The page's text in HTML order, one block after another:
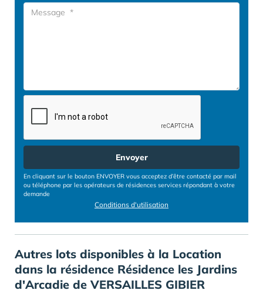
Envoyer
En cliquant sur le bouton ENVOYER vous acceptez d’être contacté par mail
ou téléphone par les opérateurs de résidences services répondant à votre
demande
Conditions d'utilisation
Autres lots disponibles à la Location
dans la résidence Résidence les Jardins
d'Arcadie de VERSAILLES GIBIER